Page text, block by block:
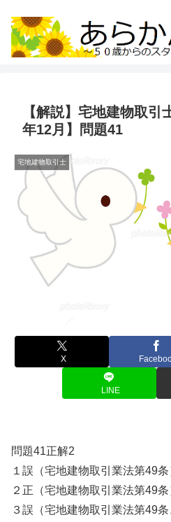
【解説】宅地建物取引
年12月】問題41
宅地建物取引士
X
LINE
問題41正解2
１誤（宅地建物取引業法第49条
２正（宅地建物取引業法第49条
３誤（宅地建物取引業法第49